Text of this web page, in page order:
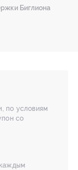
Биглиона
по условиям
со